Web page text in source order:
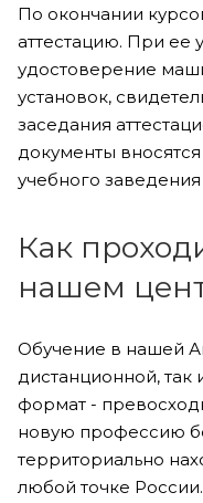
По окончании
аттестацию. При ее
удостоверение
установок,
заседания
документы
учебного
Как
нашем
Обучение в нашей
дистанционной,
формат -
новую профессию
территориально
любой точке